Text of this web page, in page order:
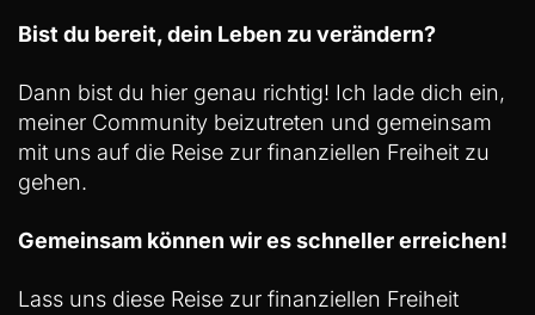
Bist du bereit, dein Leben zu verändern?
Dann bist du hier genau richtig! Ich lade dich ein,
meiner Community beizutreten und gemeinsam
mit uns auf die Reise zur finanziellen Freiheit zu
gehen.
Gemeinsam können wir es schneller erreichen!
Lass uns diese Reise zur finanziellen Freiheit